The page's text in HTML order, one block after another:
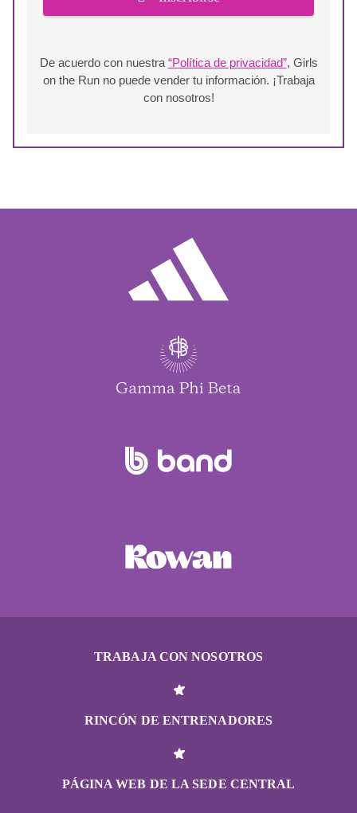
De acuerdo con nuestra “Política de privacidad”, Girls
on the Run no puede vender tu información. ¡Trabaja
con nosotros!
TRABAJA CON NOSOTROS
RINCÓN DE ENTRENADORES
PÁGINA WEB DE LA SEDE CENTRAL